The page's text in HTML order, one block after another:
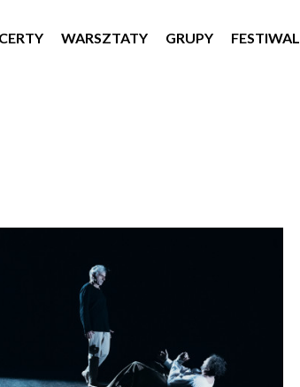
WARSZTATY GRUPY FESTIWAL